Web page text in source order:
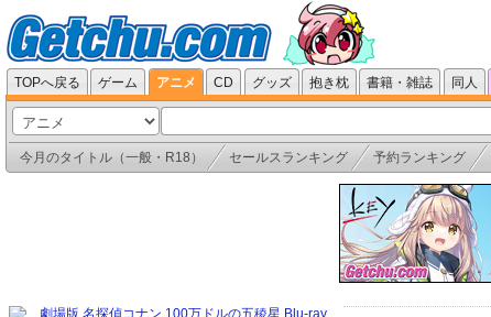
TOPへ戻る ゲーム アニメ CD グッズ 抱き枕 書籍・雑誌 同人
今月のタイトル （一般 ・ R18 ） セールスランキング 予約ランキング